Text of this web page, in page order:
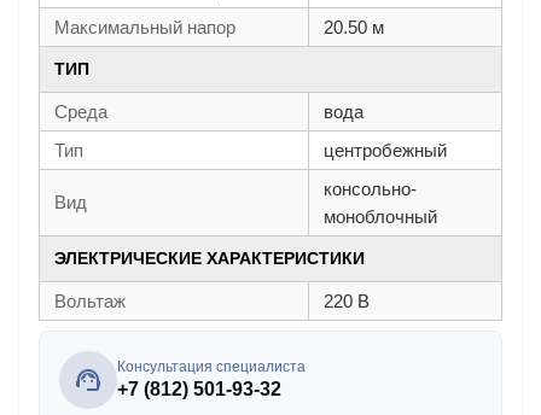
Максимальный напор
20.50 м
ТИП
Среда
вода
Тип
центробежный
Вид
консольно-
моноблочный
ЭЛЕКТРИЧЕСКИЕ ХАРАКТЕРИСТИКИ
Вольтаж 220 В
Консультация специалиста
+7 (812) 501-93-32